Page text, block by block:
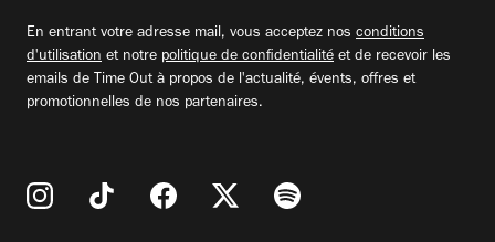
En entrant votre adresse mail, vous acceptez nos conditions
d'utilisation et notre politique de confidentialité et de recevoir les
emails de Time Out à propos de l'actualité, évents, offres et
promotionnelles de nos partenaires.